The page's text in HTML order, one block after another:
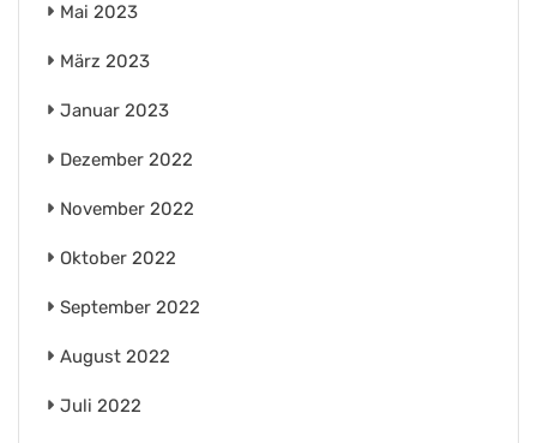
Mai 2023
März 2023
Januar 2023
Dezember 2022
November 2022
Oktober 2022
September 2022
August 2022
Juli 2022